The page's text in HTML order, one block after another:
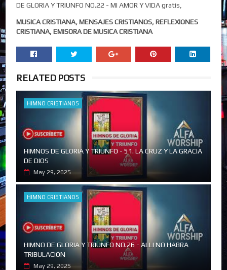
DE GLORIA Y TRIUNFO NO.22 - MI AMOR Y VIDA gratis,
MUSICA CRISTIANA, MENSAJES CRISTIANOS, REFLEXIONES
CRISTIANA, EMISORA DE MUSICA CRISTIANA
RELATED POSTS
HIMNO CRISTIANOS
HIMNOS DE GLORIA Y TRIUNFO - 51. LA CRUZ Y LA GRACIA
DE DIOS
May 29, 2025
HIMNO CRISTIANOS
HIMNO DE GLORIA Y TRIUNFO NO.26 - ALLI NO HABRA
TRIBULACIÓN
May 29, 2025